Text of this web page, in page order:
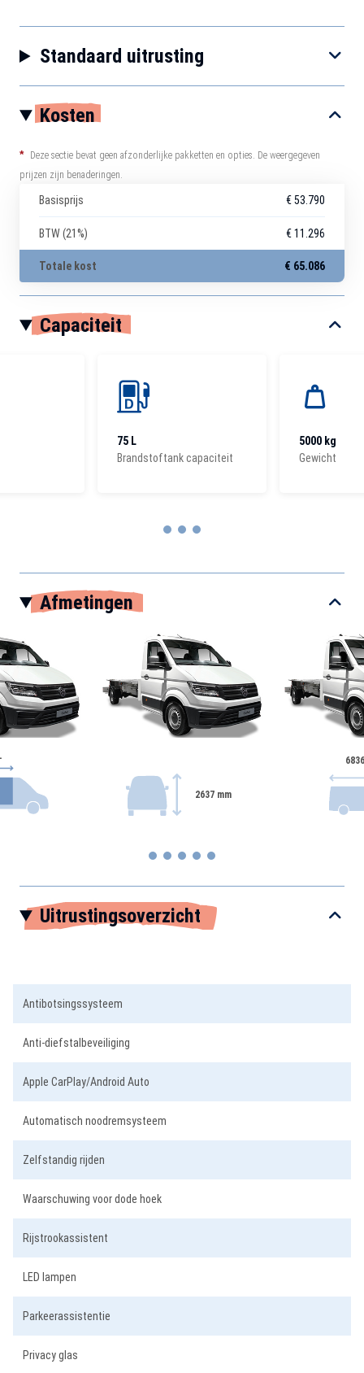
Standaard uitrusting
Kosten
*
Deze sectie bevat geen afzonderlijke pakketten en opties. De weergegeven
prijzen zijn benaderingen.
Basisprijs € 53.790
BTW (21%) € 11.296
Totale kost € 65.086
Capaciteit
75 L
Brandstoftank capaciteit
5000 kg
Gewicht
Afmetingen
2637 mm
Uitrustingsoverzicht
Antibotsingssysteem
Anti-diefstalbeveiliging
Apple CarPlay/Android Auto
Automatisch noodremsysteem
Zelfstandig rijden
Waarschuwing voor dode hoek
Rijstrookassistent
LED lampen
Parkeerassistentie
Privacy glas